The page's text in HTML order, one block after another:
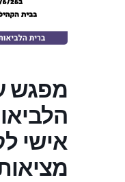
מפגש
אישי
מציאות